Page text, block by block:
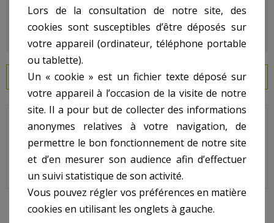
EN SAVOIR PLUS
Jupiter Titan - Pour Filtre Side - N° N.R. - Clé couvercle 6 pouces
Code : 101D100
10 AUTRES PRODUITS DANS JUPITER TITAN SIDE
Lors de la consultation de notre site, des
cookies sont susceptibles d’être déposés sur
votre appareil (ordinateur, téléphone portable
ou tablette).
Un « cookie » est un fichier texte déposé sur
votre appareil à l’occasion de la visite de notre
site. Il a pour but de collecter des informations
anonymes relatives à votre navigation, de
permettre le bon fonctionnement de notre site
et d’en mesurer son audience afin d’effectuer
un suivi statistique de son activité.
Vous pouvez régler vos préférences en matière
cookies en utilisant les onglets à gauche.